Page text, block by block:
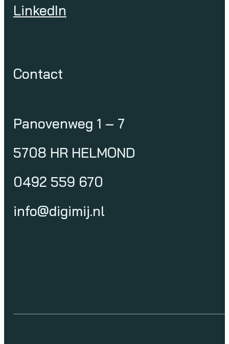
LinkedIn
Contact
Panovenweg 1 – 7
5708 HR HELMOND
0492 559 670
info@digimij.nl